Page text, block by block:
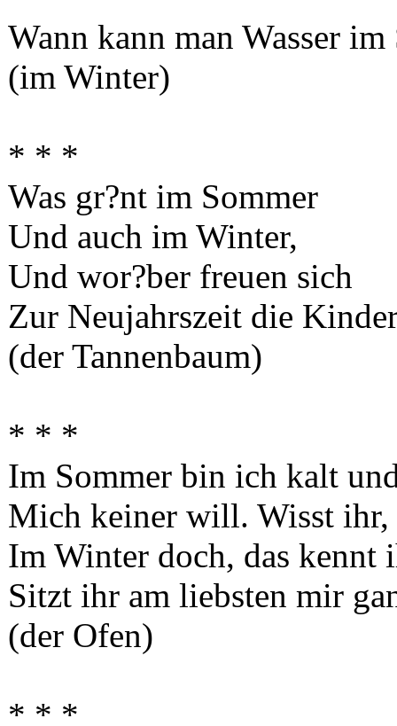
Wann kann man Wasser im
(im Winter)
* * *
Was gr?nt im Sommer
Und auch im Winter,
Und wor?ber freuen sich
Zur Neujahrszeit die
(der Tannenbaum)
* * *
Im Sommer bin ich kalt
Mich keiner will. Wisst ihr,
Im Winter doch, das kennt
Sitzt ihr am liebsten mir
(der Ofen)
* * *